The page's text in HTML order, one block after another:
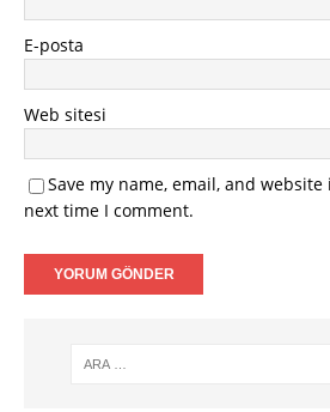
E-posta
Web sitesi
Save my name, email, and
next time I comment.